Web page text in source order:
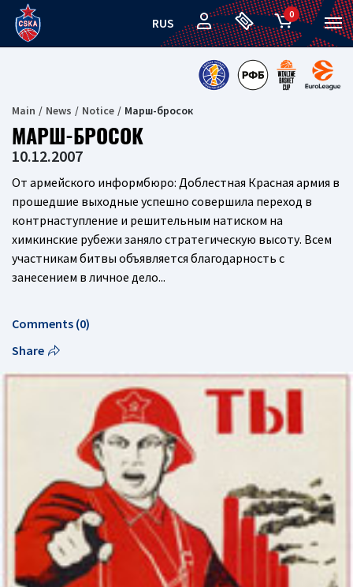
RUS
0
Main News Notice Марш-бросок
МАРШ-БРОСОК
10.12.2007
От армейского информбюро: Доблестная Красная армия в
прошедшие выходные успешно совершила переход в
контрнаступление и решительным натиском на
химкинские рубежи заняло стратегическую высоту. Всем
участникам битвы объявляется благодарность с
занесением в личное дело...
Comments (0)
Share